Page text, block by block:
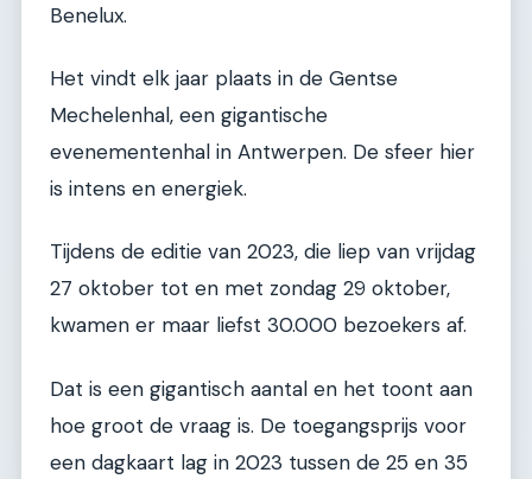
Benelux.
Het vindt elk jaar plaats in de Gentse
Mechelenhal, een gigantische
evenementenhal in Antwerpen. De sfeer hier
is intens en energiek.
Tijdens de editie van 2023, die liep van vrijdag
27 oktober tot en met zondag 29 oktober,
kwamen er maar liefst 30.000 bezoekers af.
Dat is een gigantisch aantal en het toont aan
hoe groot de vraag is. De toegangsprijs voor
een dagkaart lag in 2023 tussen de 25 en 35